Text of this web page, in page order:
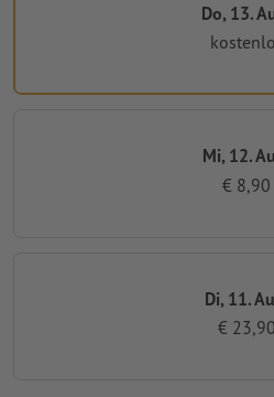
Do, 13.
Mi, 12.
€ 8,90
Di, 11.
€ 23,90